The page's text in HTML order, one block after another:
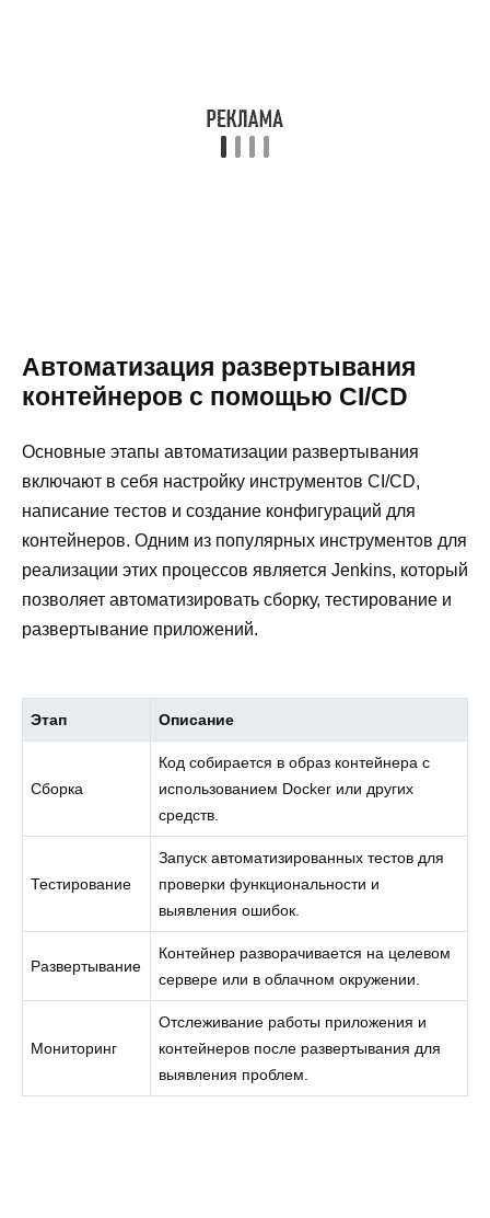
Автоматизация развертывания
контейнеров с помощью CI/CD
Основные этапы автоматизации развертывания
включают в себя настройку инструментов CI/CD,
написание тестов и создание конфигураций для
контейнеров. Одним из популярных инструментов для
реализации этих процессов является Jenkins, который
позволяет автоматизировать сборку, тестирование и
развертывание приложений.
Этап Описание
Сборка
Код собирается в образ контейнера с
использованием Docker или других
средств.
Тестирование
Запуск автоматизированных тестов для
проверки функциональности и
выявления ошибок.
Развертывание
Контейнер разворачивается на целевом
сервере или в облачном окружении.
Мониторинг
Отслеживание работы приложения и
контейнеров после развертывания для
выявления проблем.